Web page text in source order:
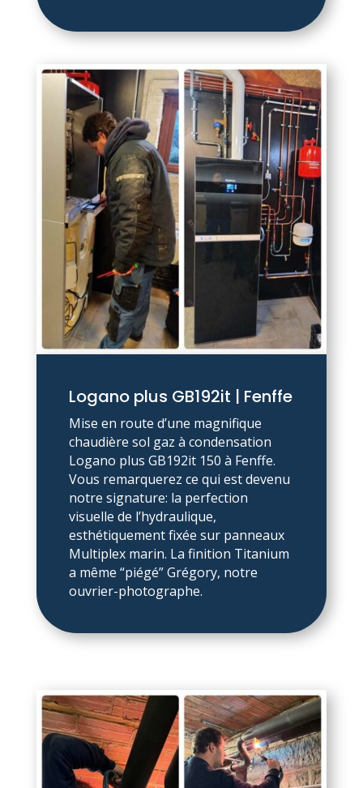
Logano plus GB192it | Fenffe
Mise en route d’une magnifique
chaudière sol gaz à condensation
Logano plus GB192it 150 à Fenffe.
Vous remarquerez ce qui est devenu
notre signature: la perfection
visuelle de l’hydraulique,
esthétiquement fixée sur panneaux
Multiplex marin. La finition Titanium
a même “piégé” Grégory, notre
ouvrier-photographe.